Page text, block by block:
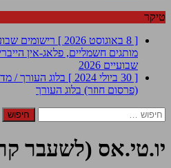
טיקר
[ 8 באוגוסט 2026 ]
מותגים חשמליים, פלאג-אין
שבועיים 2026
[ 30 ביולי 2024 ]
בלוג העורך /
(פרסום חוזר) בלוג העורך
חיפוש:
יו.טי.אס (לשעבר